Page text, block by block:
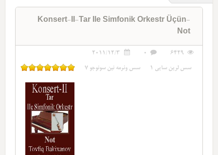
Konsert-II-Tar Ile Simfonik Orkestr Üçün-
Not
6429
0
2011/12/3
سس لرین سایی 1 سس وئرمه نین سونوجو 7